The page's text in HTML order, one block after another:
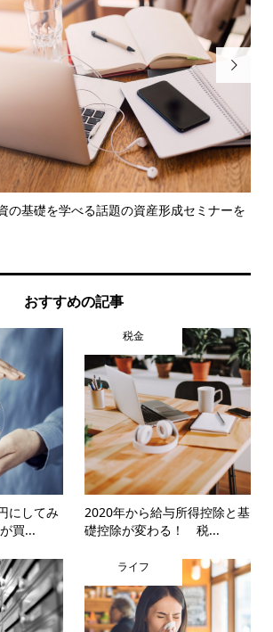
の基礎を学べる話題の資産形成セミナーを

おすすめの記事
にしてみ
買...
税金
2020年から給与所得控除と基
礎控除が変わる！ 税...
ライフ